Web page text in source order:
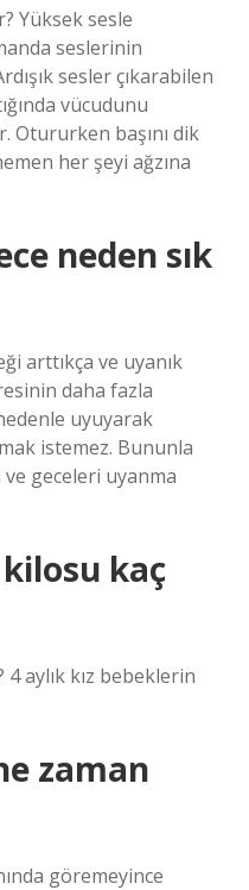
Yüksek sesle
seslerinin
sesler çıkarabilen
vücudunu
Otururken başını dik
her şeyi ağzına
neden sık
arttıkça ve uyanık
daha fazla
uyuyarak
istemez. Bununla
geceleri uyanma
kaç
4 aylık kız bebeklerin
zaman
göremeyince